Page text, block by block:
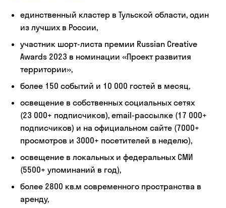
единственный кластер в Тульской области, один
из лучших в России,
участник шорт-листа премии Russian Creative
Awards 2023 в номинации «Проект развития
территории»,
более 150 событий и 10 000 гостей в месяц,
освещение в собственных социальных сетях
(23 000+ подписчиков), email-рассылке (17 000+
подписчиков) и на официальном сайте (7000+
просмотров и 3000+ посетителей в неделю),
освещение в локальных и федеральных СМИ
(5500+ упоминаний в год),
более 2800 кв.м современного пространства в
аренду,